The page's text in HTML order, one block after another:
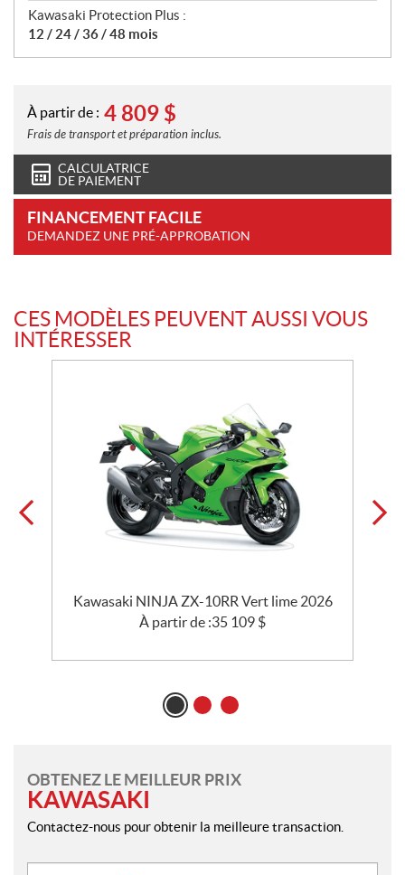
Kawasaki Protection Plus :
12 / 24 / 36 / 48 mois
À partir de : 4 809 $
Frais de transport et préparation inclus.
CALCULATRICE
DE PAIEMENT
FINANCEMENT FACILE
DEMANDEZ UNE PRÉ-APPROBATION
CES MODÈLES PEUVENT AUSSI VOUS
INTÉRESSER
Kawasaki NINJA ZX-10RR Vert lime 2026
À partir de :35 109 $
OBTENEZ LE MEILLEUR PRIX
KAWASAKI
Contactez-nous pour obtenir la meilleure transaction.